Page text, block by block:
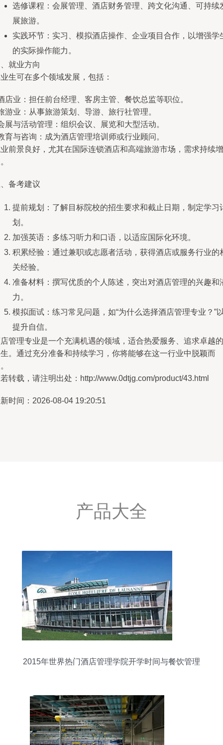
选修课程：会展管理、酒店财务管理、跨文化沟通、可持续
展旅游。
实践环节：实习、模拟酒店操作、企业项目合作，以增强学
的实际操作能力。
就业方向
生可在多个领域发展，包括：
店业：担任前台经理、客房主管、餐饮总监等职位。
游业：从事旅游策划、导游、旅行社管理。
展与活动管理：组织会议、展览和大型活动。
育与咨询：成为酒店管理培训师或行业顾问。
前景良好，尤其在国际连锁酒店和高端旅游市场，需求持续增
备考建议
提前规划：了解目标院校的招生要求和截止日期，制定学习
划。
加强英语：多练习听力和口语，以适应国际化环境。
积累经验：通过兼职或志愿者活动，获得酒店或服务行业的
关经验。
准备材料：撰写优质的个人陈述，突出对酒店管理的兴趣和
力。
模拟面试：练习常见问题，如“为什么选择酒店管理专业？”
提升自信。
管理专业是一个充满机遇的领域，适合热爱服务、追求卓越的
。通过充分准备和持续学习，你将能够在这一行业中脱颖而
转载，请注明出处：http://www.0dtjg.com/product/43.html
时间：2026-08-04 19:20:51
产品大全
2015年世界热门酒店管理学院开学时间与餐饮管理